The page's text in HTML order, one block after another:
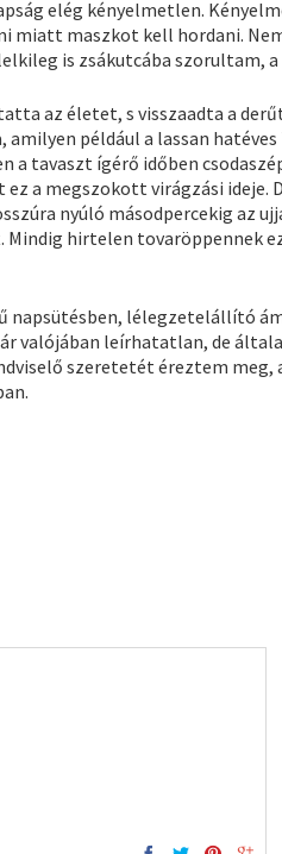
elég kényelmetlen.
miatt maszkot kell hordani.
is zsákutcába szorultam,
az életet, s visszaadta a
például a lassan hatéves
tavaszt ígérő időben
a megszokott virágzási ideje.
nyúló másodpercekig az
hirtelen tovaröppennek
napsütésben, lélegzetelállító
valójában leírhatatlan, de
szeretetét éreztem meg,